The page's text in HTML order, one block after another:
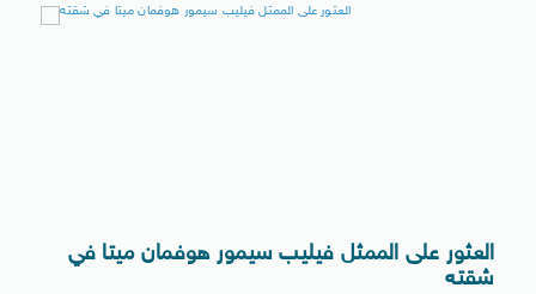
العثور على الممثل فيليب سيمور هوفمان ميتا في
شقته